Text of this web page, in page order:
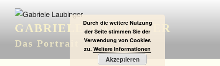
Inhalt
springenGABRIELE LAUBINGER
Das Portrait
Durch die weitere Nutzung
der Seite stimmen Sie der
Verwendung von Cookies
zu. Weitere Informationen
Akzeptieren